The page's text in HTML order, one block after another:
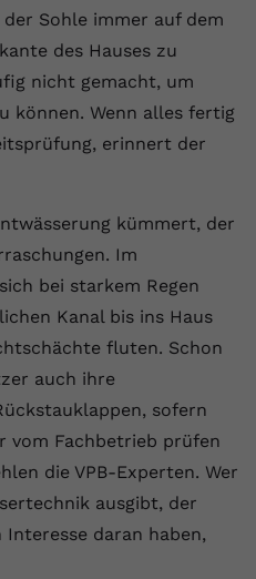
Sohle immer auf dem
des Hauses zu
nicht gemacht, um
können. Wenn alles fertig
erinnert der
kümmert, der
Im
bei starkem Regen
Kanal bis ins Haus
fluten. Schon
auch ihre
sofern
vom Fachbetrieb prüfen
die VPB-Experten. Wer
ausgibt, der
daran haben,